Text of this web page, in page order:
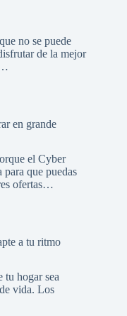
no se puede
de la mejor
en grande
el Cyber
que puedas
ofertas…
a tu ritmo
tu hogar sea
vida. Los